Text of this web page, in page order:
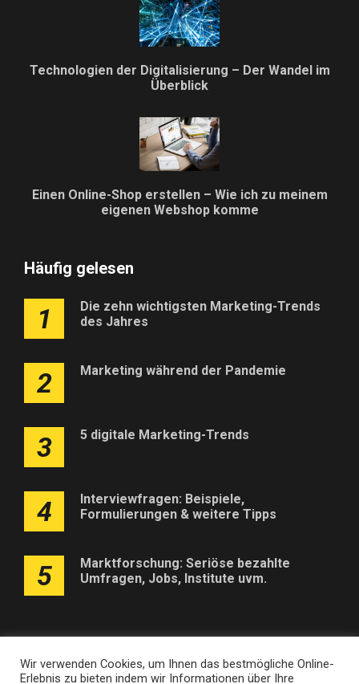
Technologien der Digitalisierung – Der Wandel im
Überblick
Einen Online-Shop erstellen – Wie ich zu meinem
eigenen Webshop komme
Häufig gelesen
1
Die zehn wichtigsten Marketing-Trends
des Jahres
2 Marketing während der Pandemie
3 5 digitale Marketing-Trends
4
Interviewfragen: Beispiele,
Formulierungen & weitere Tipps
5
Marktforschung: Seriöse bezahlte
Umfragen, Jobs, Institute uvm.
Wir verwenden Cookies, um Ihnen das bestmögliche Online-
Erlebnis zu bieten indem wir Informationen über Ihre